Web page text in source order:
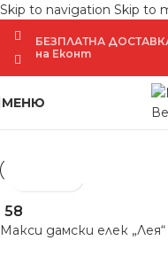
Skip to navigation Skip to
БЕЗПЛАТНА
на Еконт
МЕНЮ
58
Макси дамски елек „Лея“